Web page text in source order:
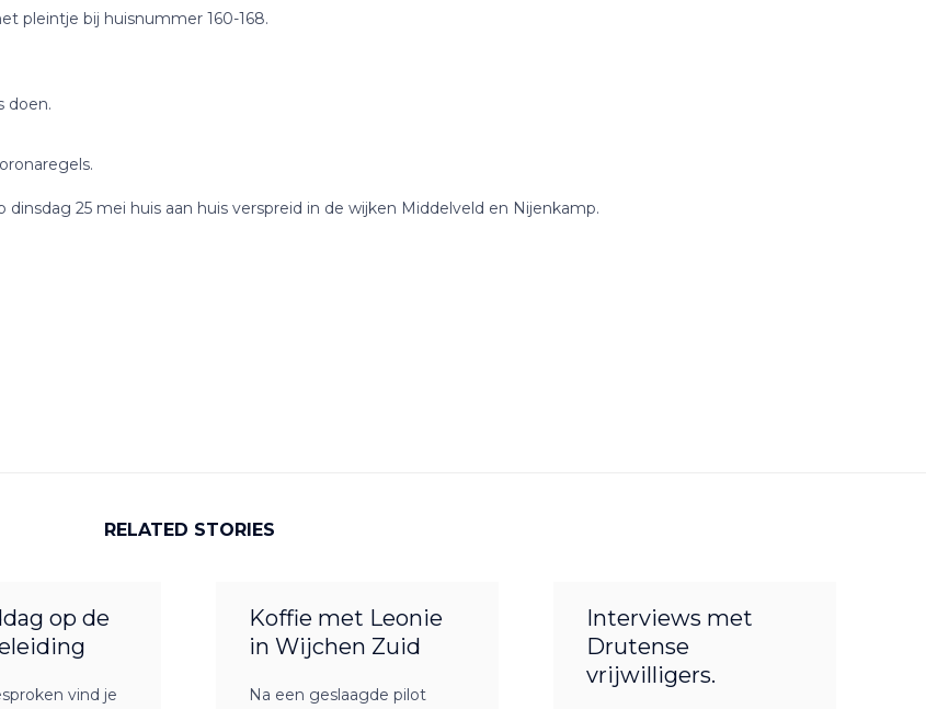
pleintje bij huisnummer 160-168.
doen.
25 mei huis aan huis verspreid in de wijken Middelveld en Nijenkamp.
RELATED STORIES
op de
vind je
Koffie met Leonie
in Wijchen Zuid
Na een geslaagde pilot
Interviews met
Drutense
vrijwilligers.